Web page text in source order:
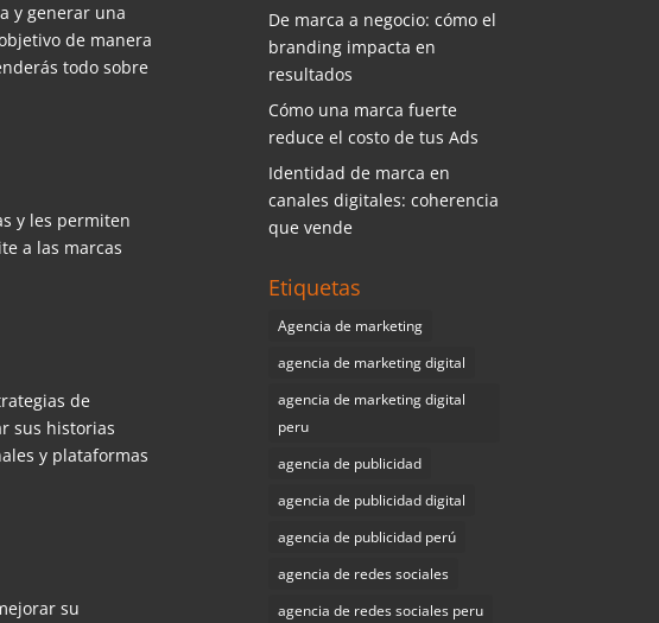
y generar una
de manera
todo sobre
y les permiten
a las marcas
de
sus historias
y plataformas
su
De marca a negocio: cómo el
branding impacta en
resultados
Cómo una marca fuerte
reduce el costo de tus Ads
Identidad de marca en
canales digitales: coherencia
que vende
Etiquetas
Agencia de marketing
agencia de marketing digital
agencia de marketing digital
peru
agencia de publicidad
agencia de publicidad digital
agencia de publicidad perú
agencia de redes sociales
agencia de redes sociales peru